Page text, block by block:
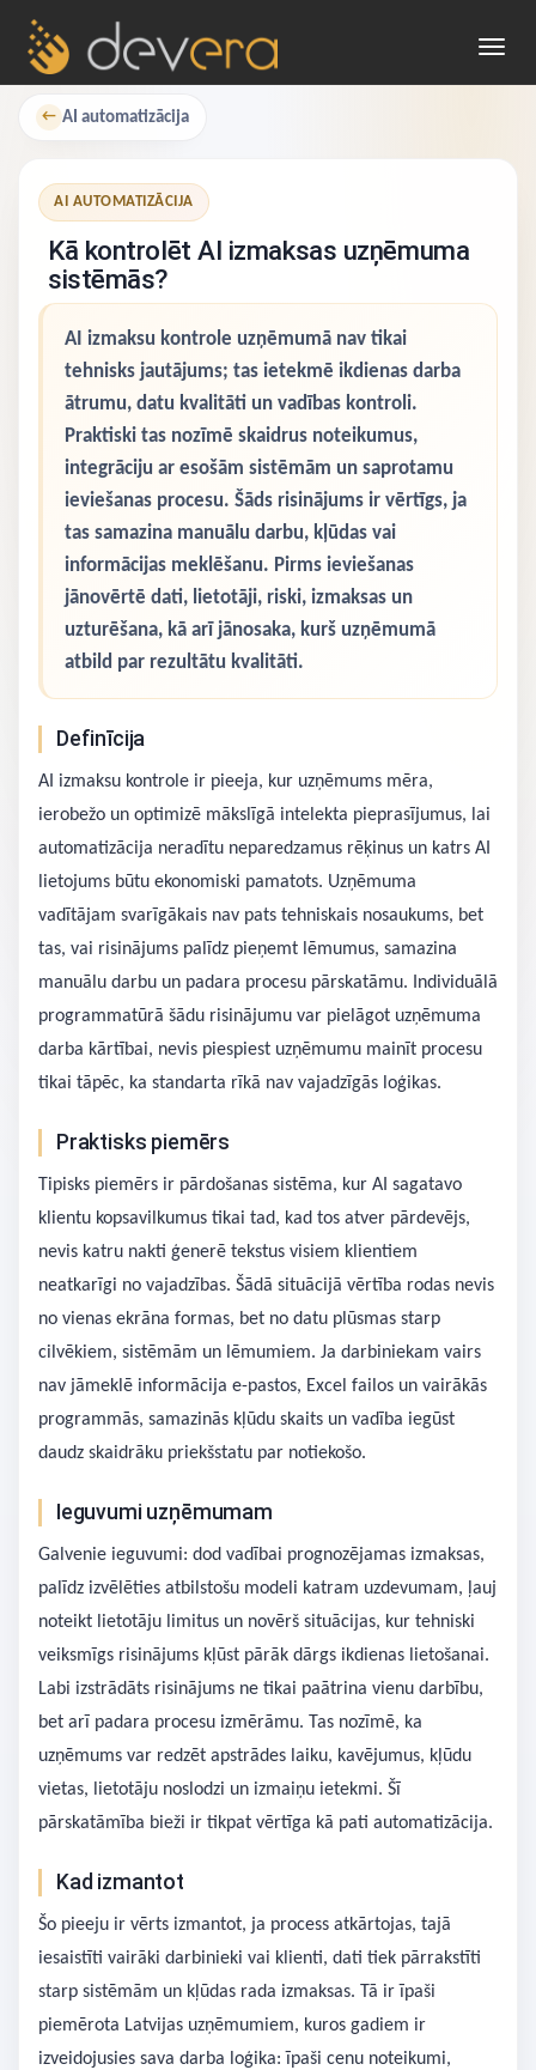
← AI automatizācija
AI AUTOMATIZĀCIJA
Kā kontrolēt AI izmaksas uzņēmuma
sistēmās?
AI izmaksu kontrole uzņēmumā nav tikai
tehnisks jautājums; tas ietekmē ikdienas darba
ātrumu, datu kvalitāti un vadības kontroli.
Praktiski tas nozīmē skaidrus noteikumus,
integrāciju ar esošām sistēmām un saprotamu
ieviešanas procesu. Šāds risinājums ir vērtīgs, ja
tas samazina manuālu darbu, kļūdas vai
informācijas meklēšanu. Pirms ieviešanas
jānovērtē dati, lietotāji, riski, izmaksas un
uzturēšana, kā arī jānosaka, kurš uzņēmumā
atbild par rezultātu kvalitāti.
Definīcija
AI izmaksu kontrole ir pieeja, kur uzņēmums mēra,
ierobežo un optimizē mākslīgā intelekta pieprasījumus, lai
automatizācija neradītu neparedzamus rēķinus un katrs AI
lietojums būtu ekonomiski pamatots. Uzņēmuma
vadītājam svarīgākais nav pats tehniskais nosaukums, bet
tas, vai risinājums palīdz pieņemt lēmumus, samazina
manuālu darbu un padara procesu pārskatāmu. Individuālā
programmatūrā šādu risinājumu var pielāgot uzņēmuma
darba kārtībai, nevis piespiest uzņēmumu mainīt procesu
tikai tāpēc, ka standarta rīkā nav vajadzīgās loģikas.
Praktisks piemērs
Tipisks piemērs ir pārdošanas sistēma, kur AI sagatavo
klientu kopsavilkumus tikai tad, kad tos atver pārdevējs,
nevis katru nakti ģenerē tekstus visiem klientiem
neatkarīgi no vajadzības. Šādā situācijā vērtība rodas nevis
no vienas ekrāna formas, bet no datu plūsmas starp
cilvēkiem, sistēmām un lēmumiem. Ja darbiniekam vairs
nav jāmeklē informācija e-pastos, Excel failos un vairākās
programmās, samazinās kļūdu skaits un vadība iegūst
daudz skaidrāku priekšstatu par notiekošo.
Ieguvumi uzņēmumam
Galvenie ieguvumi: dod vadībai prognozējamas izmaksas,
palīdz izvēlēties atbilstošu modeli katram uzdevumam, ļauj
noteikt lietotāju limitus un novērš situācijas, kur tehniski
veiksmīgs risinājums kļūst pārāk dārgs ikdienas lietošanai.
Labi izstrādāts risinājums ne tikai paātrina vienu darbību,
bet arī padara procesu izmērāmu. Tas nozīmē, ka
uzņēmums var redzēt apstrādes laiku, kavējumus, kļūdu
vietas, lietotāju noslodzi un izmaiņu ietekmi. Šī
pārskatāmība bieži ir tikpat vērtīga kā pati automatizācija.
Kad izmantot
Šo pieeju ir vērts izmantot, ja process atkārtojas, tajā
iesaistīti vairāki darbinieki vai klienti, dati tiek pārrakstīti
starp sistēmām un kļūdas rada izmaksas. Tā ir īpaši
piemērota Latvijas uzņēmumiem, kuros gadiem ir
izveidojusies sava darba loģika: īpaši cenu noteikumi,